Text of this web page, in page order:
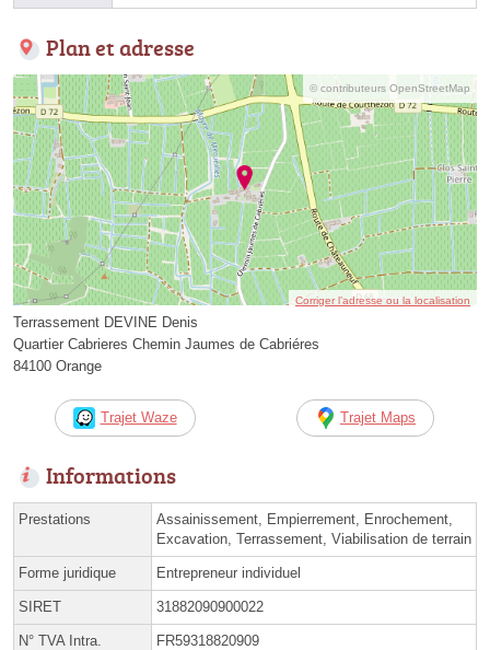
Plan et adresse
© contributeurs OpenStreetMap
Corriger l’adresse ou la localisation
Terrassement DEVINE Denis
Quartier Cabrieres Chemin Jaumes de Cabriéres
84100 Orange
Trajet Waze Trajet Maps
Informations
Prestations
Assainissement, Empierrement, Enrochement,
Excavation, Terrassement, Viabilisation de terrain
Forme juridique Entrepreneur individuel
SIRET 31882090900022
N° TVA Intra. FR59318820909